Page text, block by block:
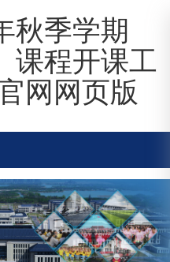
秋季学期
课程开课工
网网页版